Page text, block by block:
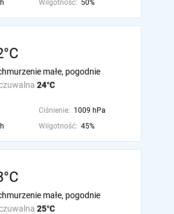
Wilgotność: 50%
24°C
małe, pogodnie
Ciśnienie: 1009 hPa
Wilgotność: 45%
25°C
małe, pogodnie